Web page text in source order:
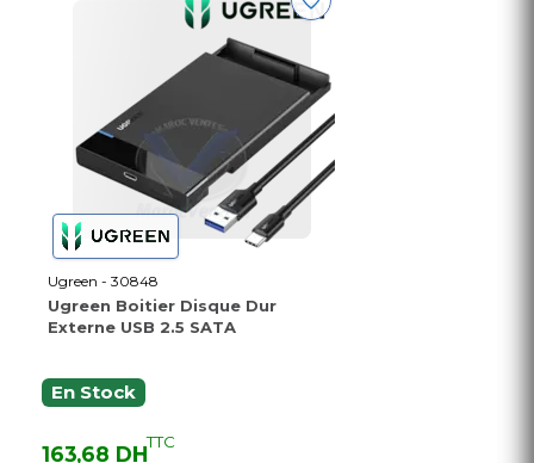
Ugreen - 30848
Ugreen Boitier Disque Dur
Externe USB 2.5 SATA
En Stock
163,68 DHTTC